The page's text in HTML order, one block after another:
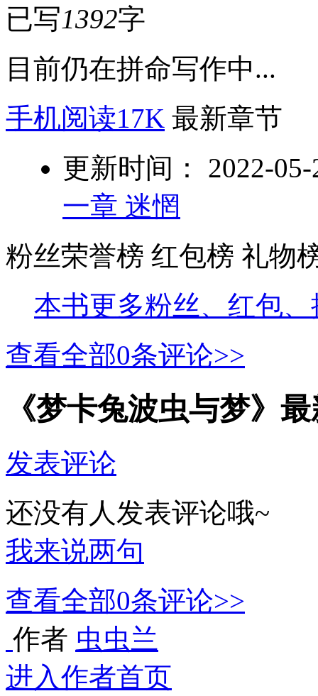
已写1392字
目前仍在拼命写作中...
手机阅读17K 最新章节
更新时间： 2022-
一章 迷惘
粉丝荣誉榜 红包榜 礼物
本书更多粉丝、红包
查看全部0条评论>>
《梦卡兔波虫与梦》
发表评论
还没有人发表评论哦~
我来说两句
查看全部0条评论>>
作者 虫虫兰
进入作者首页